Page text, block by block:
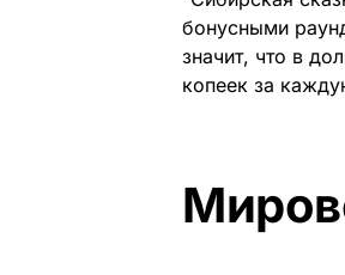
бонусными
значит, что в
копеек за